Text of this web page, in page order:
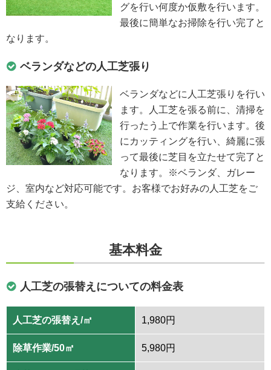
グを行い何度か仮敷を行います。
最後に簡単なお掃除を行い完了と
なります。
ベランダなどの人工芝張り
ベランダなどに人工芝張りを行い
ます。人工芝を張る前に、清掃を
行ったう上で作業を行います。後
にカッティングを行い、綺麗に張
って最後に芝目を立たせて完了と
なります。※ベランダ、ガレー
ジ、室内など対応可能です。お客様でお好みの人工芝をご
支給ください。
基本料金
人工芝の張替えについての料金表
人工芝の張替え/㎡ 1,980円
除草作業/50㎡ 5,980円